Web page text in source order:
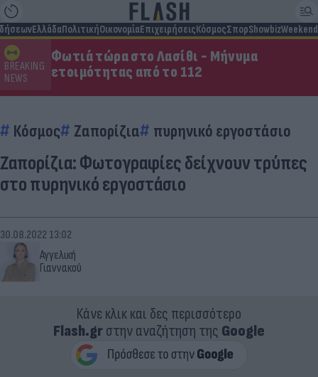
ΕλλάδαΠολιτικήΟικονομίαΕπιχειρήσειςΚόσμοςΣπορShowbizWeekend
BREAKING
NEWS
Φωτιά τώρα στο Λασίθι - Μήνυμα
ετοιμότητας από το 112
Κόσμος Ζαπορίζια πυρηνικό εργοστάσιο
Ζαπορίζια: Φωτογραφίες δείχνουν τρύπες
στο πυρηνικό εργοστάσιο
Αγγελική
Γιαννακού
30.08.2022 13:02
Κάνε κλικ και δες περισσότερο
Flash.grστην αναζήτηση της Google